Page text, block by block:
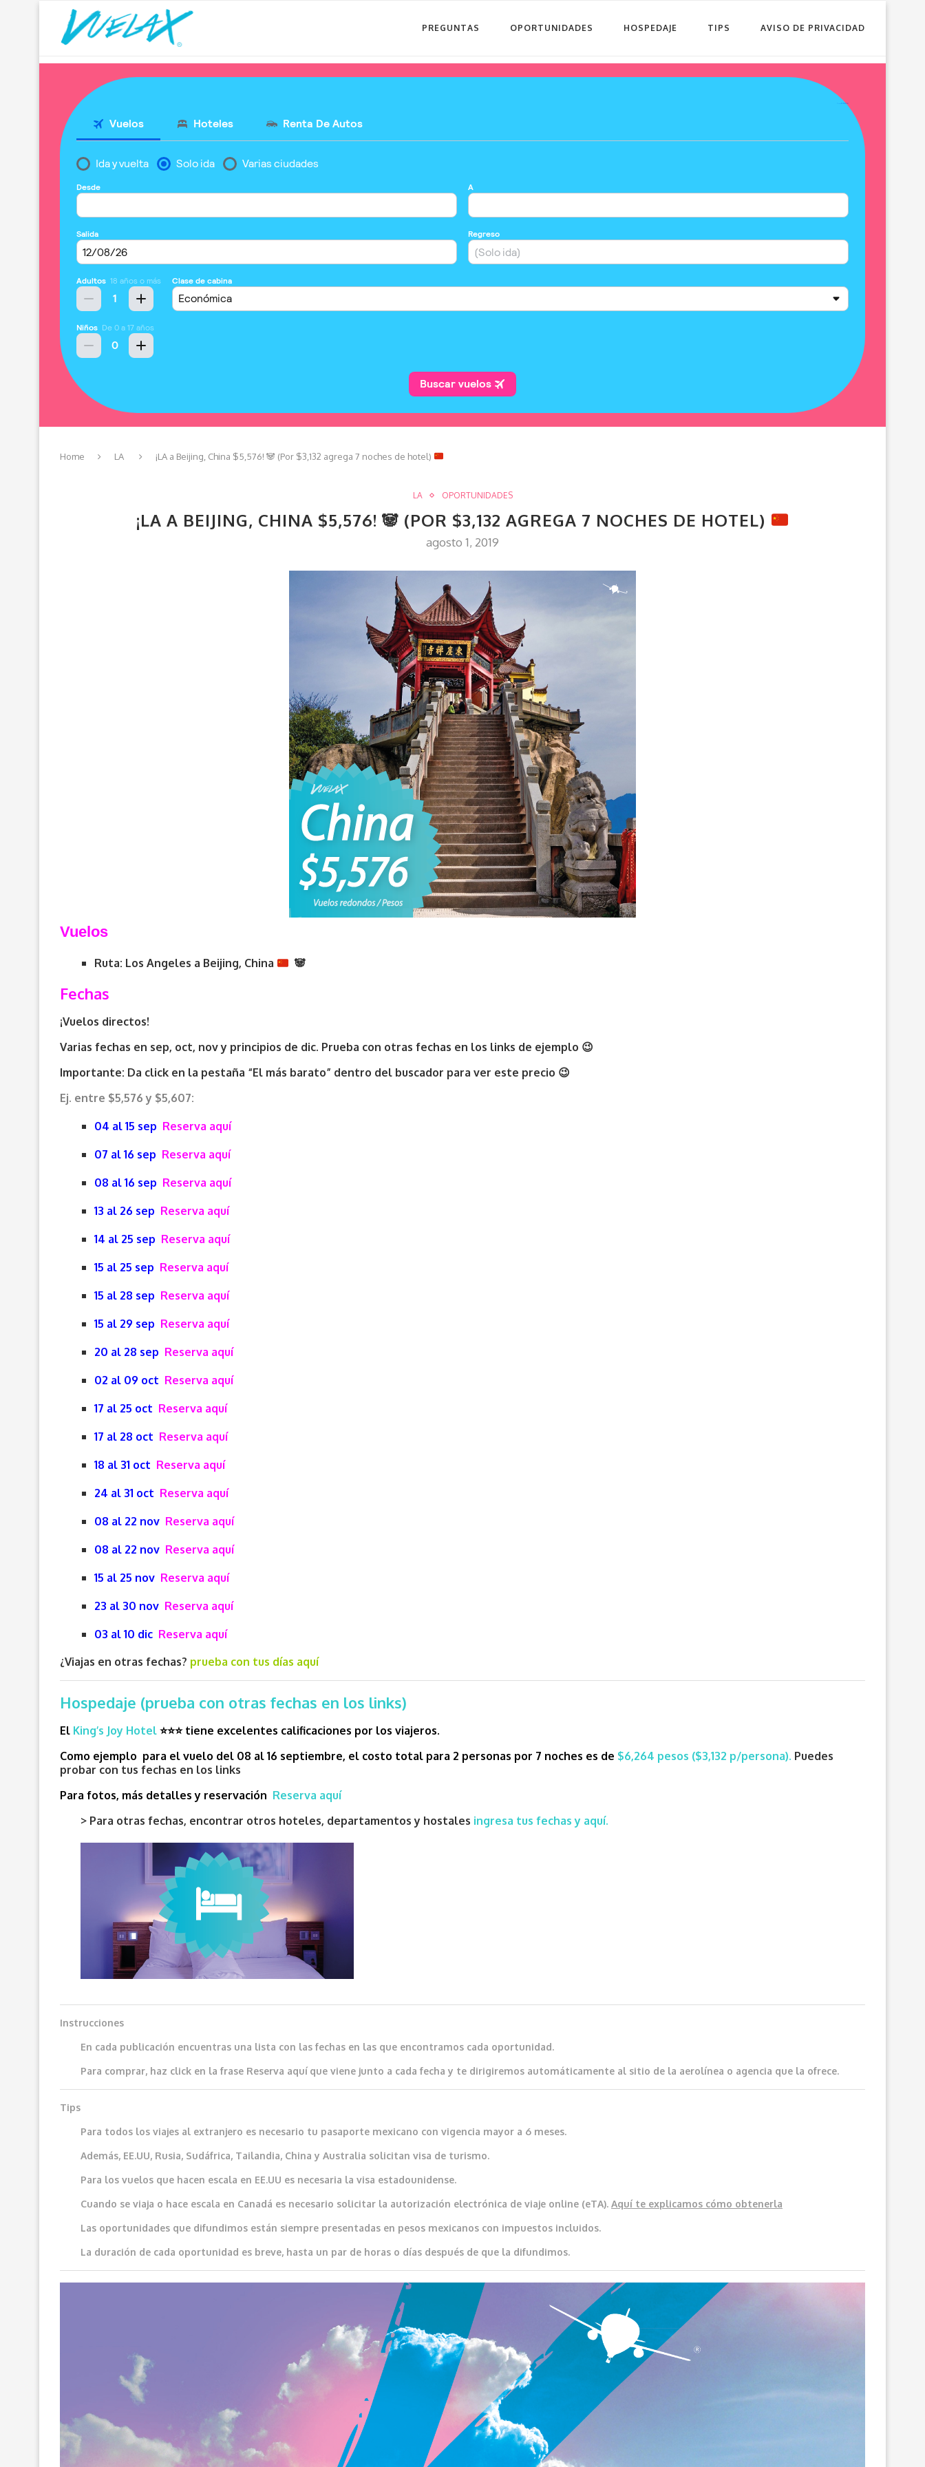
PREGUNTAS OPORTUNIDADES HOSPEDAJE TIPS AVISO DE PRIVACIDAD
Home LA ¡LA a Beijing, China $5,576! 🐼 (Por $3,132 agrega 7 noches de hotel)
LA OPORTUNIDADES
¡LA A BEIJING, CHINA $5,576! 🐼 (POR $3,132 AGREGA 7 NOCHES DE HOTEL)
agosto 1, 2019
Vuelos
Ruta: Los Angeles a Beijing, China 🐼
Fechas
¡Vuelos directos!
Varias fechas en sep, oct, nov y principios de dic. Prueba con otras fechas en los links de ejemplo 😉
Importante: Da click en la pestaña “El más barato” dentro del buscador para ver este precio 😉
Ej. entre $5,576 y $5,607:
04 al 15 sep Reserva aquí
07 al 16 sep Reserva aquí
08 al 16 sep Reserva aquí
13 al 26 sep Reserva aquí
14 al 25 sep Reserva aquí
15 al 25 sep Reserva aquí
15 al 28 sep Reserva aquí
15 al 29 sep Reserva aquí
20 al 28 sep Reserva aquí
02 al 09 oct Reserva aquí
17 al 25 oct Reserva aquí
17 al 28 oct Reserva aquí
18 al 31 oct Reserva aquí
24 al 31 oct Reserva aquí
08 al 22 nov Reserva aquí
08 al 22 nov Reserva aquí
15 al 25 nov Reserva aquí
23 al 30 nov Reserva aquí
03 al 10 dic Reserva aquí
¿Viajas en otras fechas? prueba con tus días aquí
Hospedaje (prueba con otras fechas en los links)
El King’s Joy Hotel ⭐⭐⭐ tiene excelentes calificaciones por los viajeros.
Como ejemplo para el vuelo del 08 al 16 septiembre, el costo total para 2 personas por 7 noches es de $6,264 pesos ($3,132 p/persona). Puedes
probar con tus fechas en los links
Para fotos, más detalles y reservación Reserva aquí
> Para otras fechas, encontrar otros hoteles, departamentos y hostales ingresa tus fechas y aquí.
Instrucciones
En cada publicación encuentras una lista con las fechas en las que encontramos cada oportunidad.
Para comprar, haz click en la frase Reserva aquí que viene junto a cada fecha y te dirigiremos automáticamente al sitio de la aerolínea o agencia que la ofrece.
Tips
Para todos los viajes al extranjero es necesario tu pasaporte mexicano con vigencia mayor a 6 meses.
Además, EE.UU, Rusia, Sudáfrica, Tailandia, China y Australia solicitan visa de turismo.
Para los vuelos que hacen escala en EE.UU es necesaria la visa estadounidense.
Cuando se viaja o hace escala en Canadá es necesario solicitar la autorización electrónica de viaje online (eTA). Aquí te explicamos cómo obtenerla
Las oportunidades que difundimos están siempre presentadas en pesos mexicanos con impuestos incluidos.
La duración de cada oportunidad es breve, hasta un par de horas o días después de que la difundimos.